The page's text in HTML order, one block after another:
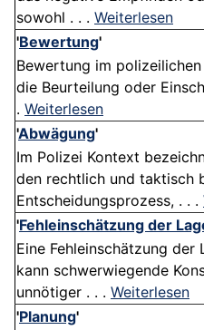
sowohl . . . Weiterlesen
'Bewertung'
Bewertung im
die Beurteilung oder
. Weiterlesen
'Abwägung'
Im Polizei Kontext
den rechtlich und taktisch
Entscheidungsprozess, . . .
'Fehleinschätzung der
Eine Fehleinschätzung
kann schwerwiegende
unnötiger . . . Weiterlesen
'Planung'